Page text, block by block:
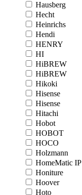
Hausberg
Hecht
Heinrichs
Hendi
HENRY
HI
HiBREW
HiBREW
Hikoki
Hisense
Hisense
Hitachi
Hobot
HOBOT
HOCO
Holzmann
HomeMatic IP
Honiture
Hoover
Hoto